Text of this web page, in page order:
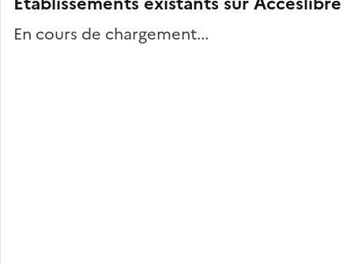
En cours de chargement...